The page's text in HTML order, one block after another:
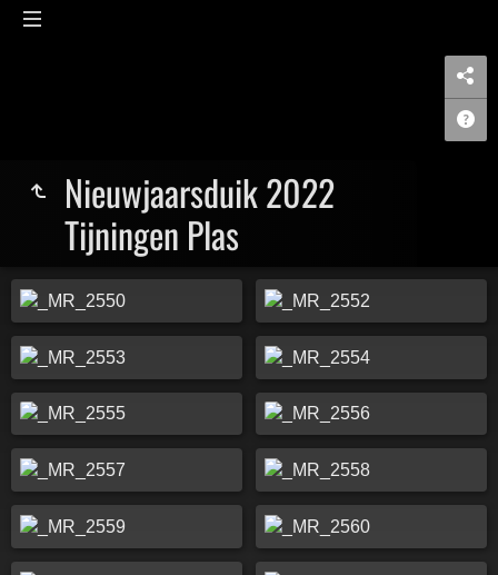
Nieuwjaarsduik 2022
Tijningen Plas